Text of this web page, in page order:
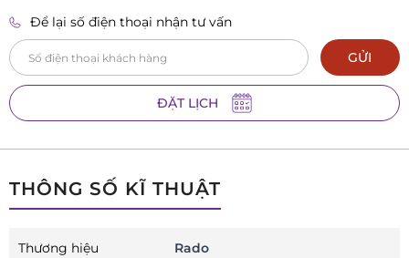
Để lại số điện thoại nhận tư vấn
GỬI
ĐẶT LỊCH
THÔNG SỐ KĨ THUẬT
Thương hiệu Rado